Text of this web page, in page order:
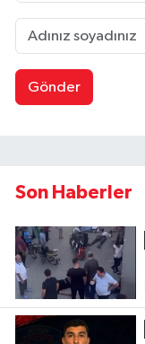
Gönder
Son Haberler